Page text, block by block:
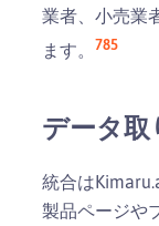
業者、小売業
ます。 785
データ
統合は
製品ページや